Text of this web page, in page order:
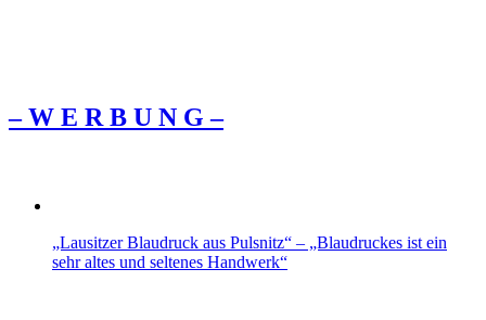
– W Ε R Β U Ν G –
„Lausitzer Blaudruck aus Pulsnitz“ – „Blaudruckes ist ein
sehr altes und seltenes Handwerk“